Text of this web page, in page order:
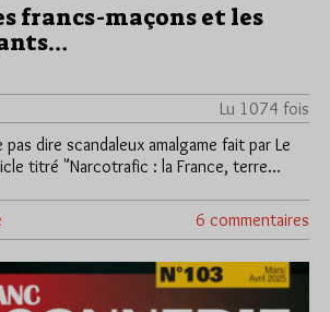
francs-maçons et les
Lu 1074 fois
dire scandaleux amalgame fait par Le
titré "Narcotrafic : la France, terre…
6 commentaires